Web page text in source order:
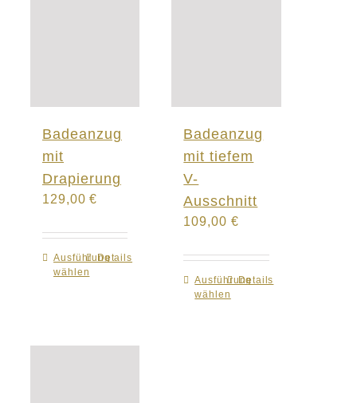
Badeanzug
mit
Drapierung
129,00€
Ausführung
wählen
Dieses
Produkt
Details
Badeanzug
mit tiefem
V-
Ausschnitt
109,00 €
Ausführung
wählen
Dieses
Produkt
Details